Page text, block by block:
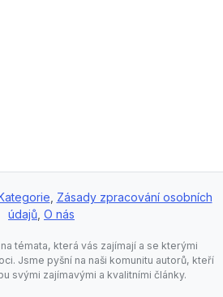
Zásady zpracování osobních
údajů O nás
témata, která vás zajímají a se kterými
Jsme pyšní na naši komunitu autorů, kteří
svými zajímavými a kvalitními články.